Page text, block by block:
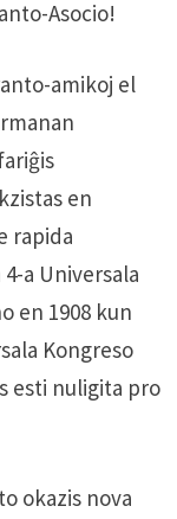
Asocio!
amikoj el
en
rapida
a Universala
en 1908 kun
Kongreso
esti nuligita pro
okazis nova